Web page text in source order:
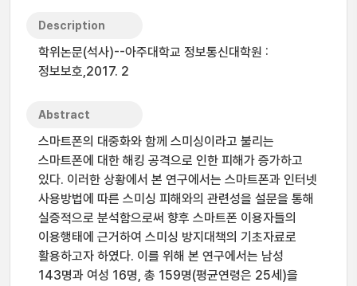
Description
학위논문(석사)--아주대학교 정보통신대학원 :
정보보호,2017. 2
Abstract
스마트폰의 대중화와 함께 스미싱이라고 불리는
스마트폰에 대한 해킹 공격으로 인한 피해가 증가하고
있다. 이러한 상황에서 본 연구에서는 스마트폰과 인터넷
사용방법에 따른 스미싱 피해와의 관련성을 설문을 통해
실증적으로 분석함으로써 향후 스마트폰 이용자들의
이용행태에 근거하여 스미싱 방지대책의 기초자료로
활용하고자 하였다. 이를 위해 본 연구에서는 남성
143명과 여성 16명, 총 159명(평균연령은 25세)을